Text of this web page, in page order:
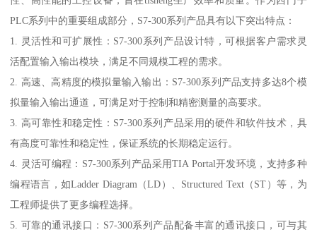
PLC系列中的重要组成部分，S7-300系列产品具有以下突出特点：
1. 灵活性和可扩展性：S7-300系列产品设计特，可根据客户需求灵
活配置输入输出模块，满足不同规模工程的需求。
2. 高速、高精度的模拟量输入输出：S7-300系列产品支持多达8个模
拟量输入输出通道，可满足对于控制和精密测量的高要求。
3. 高可靠性和稳定性：S7-300系列产品采用的硬件和软件技术，具
有高度可靠性和稳定性，保证系统的长期稳定运行。
4. 灵活可编程：S7-300系列产品采用TIA Portal开发环境，支持多种
编程语言，如Ladder Diagram（LD）、Structured Text（ST）等，为
工程师提供了更多编程选择。
5. 可靠的通讯接口：S7-300系列产品配备丰富的通讯接口，可与其